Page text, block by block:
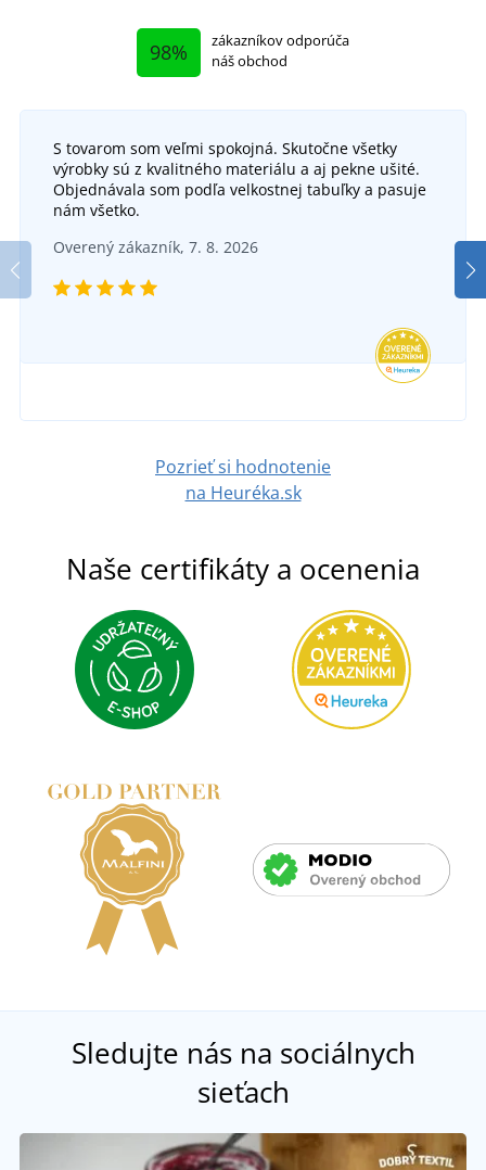
98%
zákazníkov odporúča
náš obchod
S tovarom som veľmi spokojná. Skutočne všetky
výrobky sú z kvalitného materiálu a aj pekne ušité.
Objednávala som podľa velkostnej tabuľky a pasuje
nám všetko.
Overený zákazník, 7. 8. 2026
Pozrieť si hodnotenie
na Heuréka.sk
Naše certifikáty a ocenenia
Sledujte nás na sociálnych
sieťach